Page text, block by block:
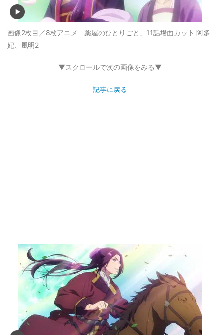
画像2枚目／8枚アニメ「薬屋のひとりごと」11話場面カット 阿多
妃、風明2
▼スクロールで次の画像をみる▼
記事に戻る